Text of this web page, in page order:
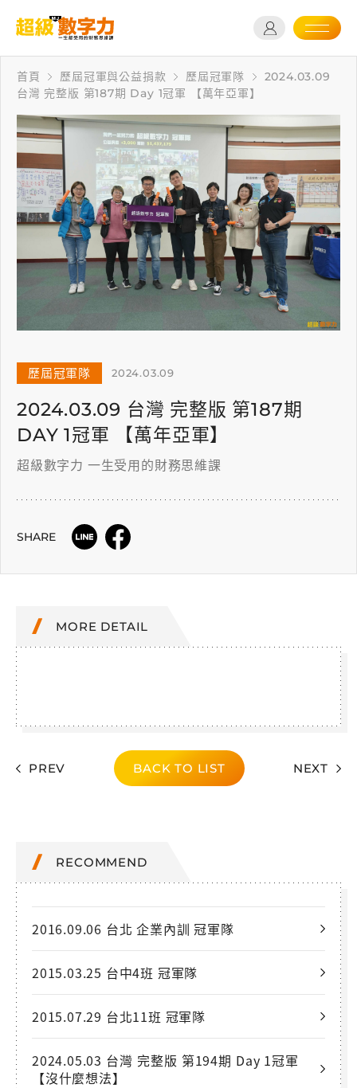
首頁 歷屆冠軍與公益捐款 歷屆冠軍隊
2024.03.09
台灣 完整版 第187期 Day 1冠軍 【萬年亞軍】
歷屆冠軍隊 2024.03.09
2024.03.09 台灣 完整版 第187期
DAY 1冠軍 【萬年亞軍】
超級數字力 一生受用的財務思維課
SHARE
MORE DETAIL
PREV BACK TO LIST NEXT
RECOMMEND
2016.09.06 台北 企業內訓 冠軍隊
2015.03.25 台中4班 冠軍隊
2015.07.29 台北11班 冠軍隊
2024.05.03 台灣 完整版 第194期 Day 1冠軍
【沒什麼想法】